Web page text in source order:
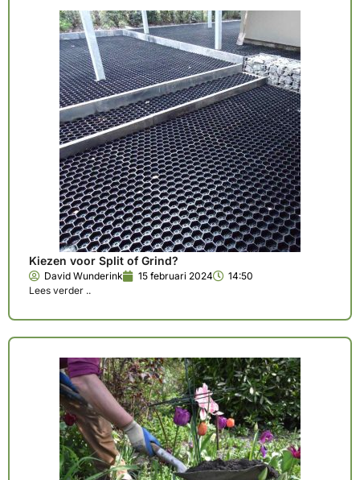
Kiezen voor Split of Grind?
David Wunderink 15 februari 2024
14:50
Lees verder ..